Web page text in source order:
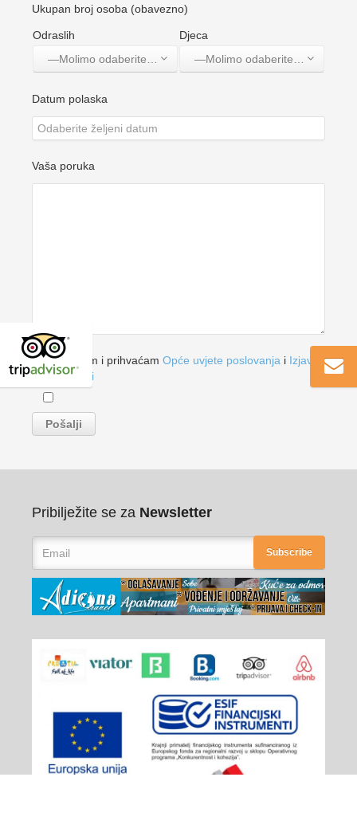
Ukupan broj osoba (obavezno)
Odraslih
Djeca
Datum polaska
Vaša poruka
Pročitao sam i prihvaćam Opće uvjete poslovanja i Izjavu
o Privatnosti
Pribilježite se za Newsletter
Subscribe